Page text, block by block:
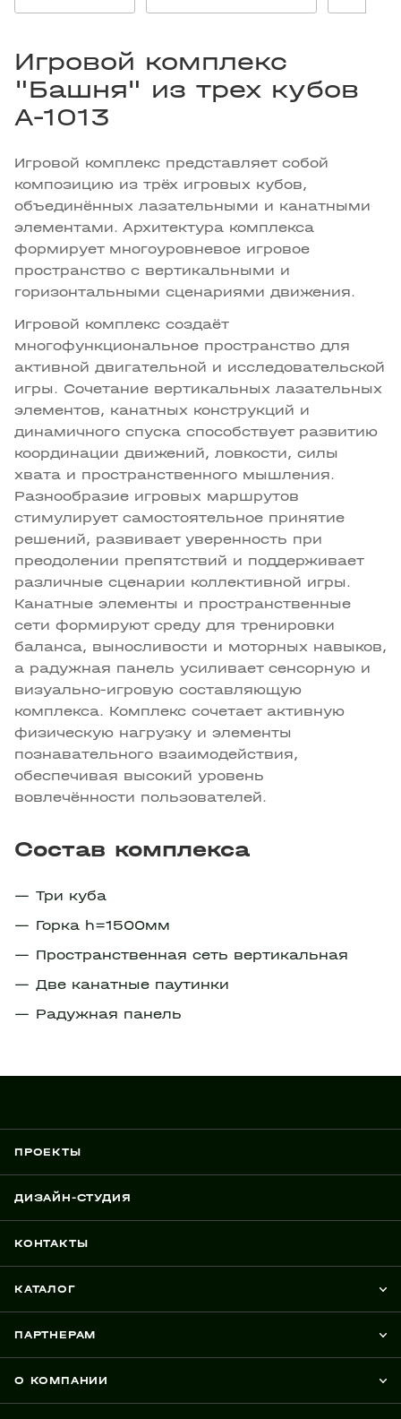
Игровой комплекс
"Башня" из трех кубов
A-1013
Игровой комплекс представляет собой
композицию из трёх игровых кубов,
объединённых лазательными и канатными
элементами. Архитектура комплекса
формирует многоуровневое игровое
пространство с вертикальными и
горизонтальными сценариями движения.
Игровой комплекс создаёт
многофункциональное пространство для
активной двигательной и исследовательской
игры. Сочетание вертикальных лазательных
элементов, канатных конструкций и
динамичного спуска способствует развитию
координации движений, ловкости, силы
хвата и пространственного мышления.
Разнообразие игровых маршрутов
стимулирует самостоятельное принятие
решений, развивает уверенность при
преодолении препятствий и поддерживает
различные сценарии коллективной игры.
Канатные элементы и пространственные
сети формируют среду для тренировки
баланса, выносливости и моторных навыков,
а радужная панель усиливает сенсорную и
визуально-игровую составляющую
комплекса. Комплекс сочетает активную
физическую нагрузку и элементы
познавательного взаимодействия,
обеспечивая высокий уровень
вовлечённости пользователей.
Состав комплекса
Три куба
Горка h=1500мм
Пространственная сеть вертикальная
Две канатные паутинки
Радужная панель
ПРОЕКТЫ
ДИЗАЙН-СТУДИЯ
КОНТАКТЫ
КАТАЛОГ
ПАРТНЕРАМ
О КОМПАНИИ